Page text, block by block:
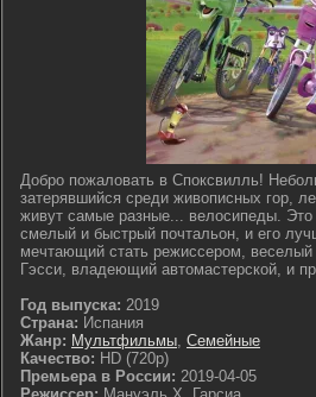
Добро пожаловать в Споксвилль!
затерявшийся среди живописных гор,
живут самые разные... велосипеды.
смелый и быстрый почтальон, и его
мечтающий стать режиссером, веселый
Гэсси, владеющий автомастерской, и
Год выпуска: 2019
Страна: Испания
Жанр: Мультфильмы, Семейные
Качество: HD (720p)
Премьера в России: 2019-04-05